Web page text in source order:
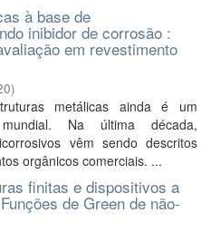
à base de
inibidor de corrosão :
em revestimento
)
metálicas ainda é um
Na última década,
vêm sendo descritos
orgânicos comerciais. ...
finitas e dispositivos a
de Green de não-